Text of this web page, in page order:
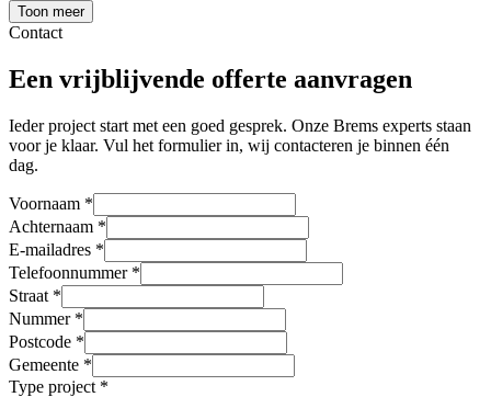
Toon meer
Contact
Een vrijblijvende offerte aanvragen
Ieder project start met een goed gesprek. Onze Brems experts staan
voor je klaar. Vul het formulier in, wij contacteren je binnen één
dag.
Voornaam *
Achternaam *
E-mailadres *
Telefoonnummer *
Straat *
Nummer *
Postcode *
Gemeente *
Type project *